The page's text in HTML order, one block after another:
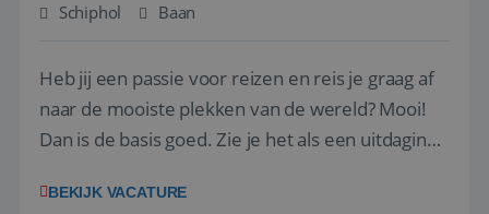
Schiphol Baan
Heb jij een passie voor reizen en reis je graag af
naar de mooiste plekken van de wereld? Mooi!
Dan is de basis goed. Zie je het als een uitdaging
het samenstellen en boeken van de perfecte
BEKIJK VACATURE